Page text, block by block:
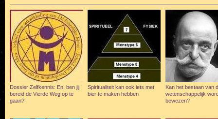
Dossier Zelfkennis: En, ben jij
bereid de Vierde Weg op te
gaan?
Spiritualiteit kan ook iets met
bier te maken hebben
Kan het bestaan van
wetenschappelijk
bewezen?